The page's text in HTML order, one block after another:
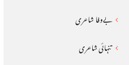
بےوفا شاعری
تنہائی شاعری